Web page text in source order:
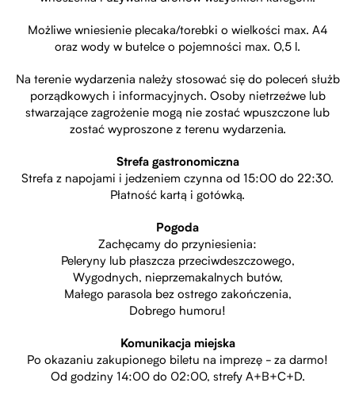
Możliwe wniesienie plecaka/torebki o wielkości max. A4
oraz wody w butelce o pojemności max. 0,5 l.
Na terenie wydarzenia należy stosować się do poleceń służb
porządkowych i informacyjnych. Osoby nietrzeźwe lub
stwarzające zagrożenie mogą nie zostać wpuszczone lub
zostać wyproszone z terenu wydarzenia.
Strefa gastronomiczna
Strefa z napojami i jedzeniem czynna od 15:00 do 22:30.
Płatność kartą i gotówką.
Pogoda
Zachęcamy do przyniesienia:
Peleryny lub płaszcza przeciwdeszczowego,
Wygodnych, nieprzemakalnych butów,
Małego parasola bez ostrego zakończenia,
Dobrego humoru!
Komunikacja miejska
Po okazaniu zakupionego biletu na imprezę - za darmo!
Od godziny 14:00 do 02:00, strefy A+B+C+D.